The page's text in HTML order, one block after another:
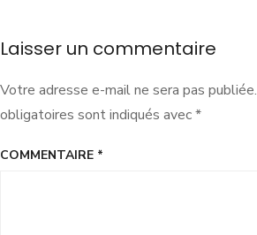
Laisser un commentaire
Votre adresse e-mail ne sera pas publiée.
obligatoires sont indiqués avec*
COMMENTAIRE *